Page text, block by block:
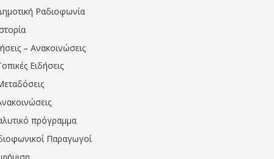
Ραδιοφωνία
– Ανακοινώσεις
Ειδήσεις
πρόγραμμα
Παραγωγοί